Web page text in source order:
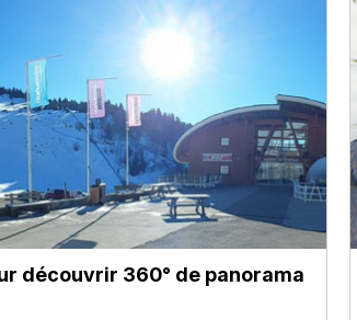
découvrir 360° de panorama